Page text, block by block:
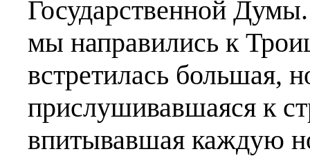
Государственной
мы направились к
встретилась большая,
прислушивавшаяся к
впитывавшая каждую